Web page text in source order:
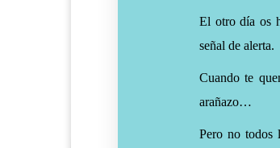
El otro día os
señal de alerta.
Cuando te
arañazo…
Pero no todos